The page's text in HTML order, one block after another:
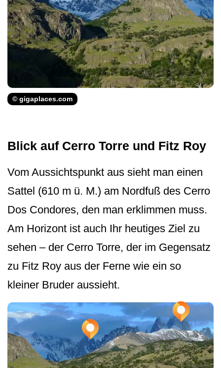
© gigaplaces.com
Blick auf Cerro Torre und Fitz Roy
Vom Aussichtspunkt aus sieht man einen
Sattel (610 m ü. M.) am Nordfuß des Cerro
Dos Condores, den man erklimmen muss.
Am Horizont ist auch Ihr heutiges Ziel zu
sehen – der Cerro Torre, der im Gegensatz
zu Fitz Roy aus der Ferne wie ein so
kleiner Bruder aussieht.